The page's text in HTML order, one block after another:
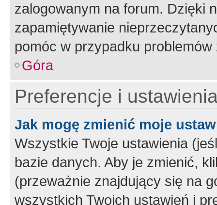
zalogowanym na forum. Dzięki
zapamiętywanie
pomóc w przypadku
Góra
Preferencje i
Jak mogę zmienić moje
Wszystkie Twoje ustawienia
bazie danych. Aby je zmienić,
(przeważnie znajdujący się na
wszystkich Twoich ustawień i